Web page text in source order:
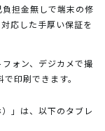
担金無しで端末の修
応した手厚い保証を
ォン、デジカメで撮
印刷できます。
」は、以下のタブレ